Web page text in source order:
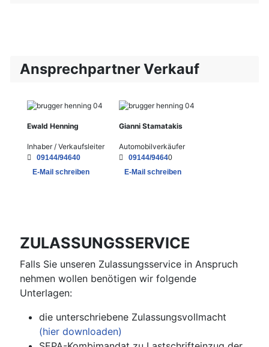
Ansprechpartner Verkauf
Ewald Henning
Inhaber / Verkaufsleiter
09144/94640
E-Mail schreiben
Gianni Stamatakis
Automobilverkäufer
09144/94640
E-Mail schreiben
ZULASSUNGSSERVICE
Falls Sie unseren Zulassungsservice in Anspruch
nehmen wollen benötigen wir folgende
Unterlagen:
die unterschriebene Zulassungsvollmacht
(hier downloaden)